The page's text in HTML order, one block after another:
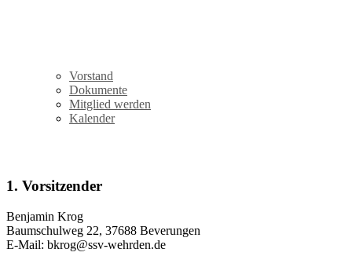
Vorstand
Dokumente
Mitglied werden
Kalender
1. Vorsitzender
Benjamin Krog
Baumschulweg 22, 37688 Beverungen
E-Mail: bkrog@ssv-wehrden.de